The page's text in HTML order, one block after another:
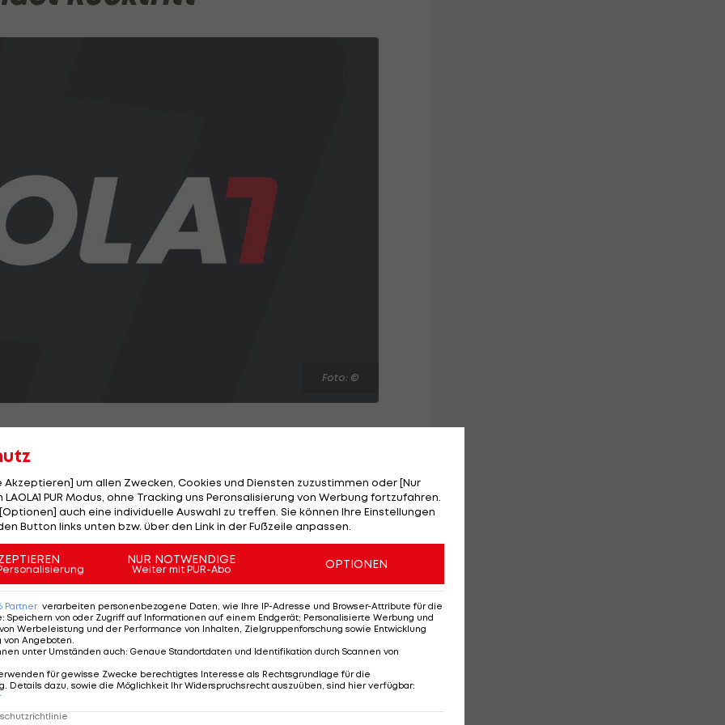
Foto: ©
nun offiziell: Anja Pärson zieht einen Schlussstrich
war fantastisch und ich habe mehr erreicht, als
"Es war eine harte Entscheidung, aber nach
mit mir selbst, fühle ich, dass ich für neue
7 Mal WM-Gold, ein Mal Olympia-Gold und zwei
Akzeptieren] um allen Zwecken, Cookies und Diensten zuzustimmen oder [Nur
PUR Modus, ohne Tracking uns Peronsalisierung von Werbung fortzufahren.
auch eine individuelle Auswahl zu treffen. Sie können Ihre Einstellungen
Button links unten bzw. über den Link in der Fußzeile anpassen.
NUR NOTWENDIGE
Weiter mit PUR-Abo OPTIONEN
Partner verarbeiten personenbezogene Daten, wie Ihre IP-Adresse und Browser-Attribute für die
: Speichern von oder Zugriff auf Informationen auf einem Endgerät; Personalisierte Werbung und
Werbeleistung und der Performance von Inhalten, Zielgruppenforschung sowie Entwicklung
von Angeboten
unter Umständen auch: Genaue Standortdaten und Identifikation durch Scannen von
für gewisse Zwecke berechtigtes Interesse als Rechtsgrundlage für die
Details dazu, sowie die Möglichkeit Ihr Widerspruchsrecht auszuüben, sind hier verfügbar: